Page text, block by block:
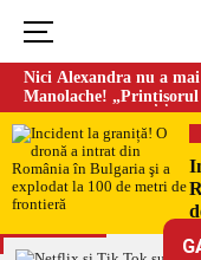
Nici Alexandra nu a
Manolache!
doi ani de căsnicie